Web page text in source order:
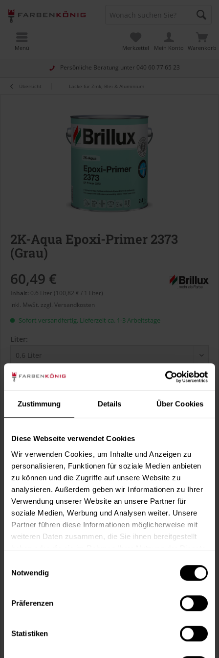
Zustimmung Details Über Cookies
Diese Webseite verwendet Cookies
Wir verwenden Cookies, um Inhalte und Anzeigen zu
personalisieren, Funktionen für soziale Medien anbieten
zu können und die Zugriffe auf unsere Website zu
analysieren. Außerdem geben wir Informationen zu Ihrer
Verwendung unserer Website an unsere Partner für
soziale Medien, Werbung und Analysen weiter. Unsere
Partner führen diese Informationen möglicherweise mit
weiteren Daten zusammen, die Sie ihnen bereitgestellt
Notwendig
Präferenzen
Statistiken
Persönliche Beratung unter 040 60 77 65 23
Warenkorb
Merkzettel Mein Konto
Menü
Übersicht Lacke für Zink, Blei & Aluminium
2K-Aqua Epoxi-Primer 2373
(Grau)
60,49 €
Inhalt: 0.6 Liter (100,82 € / 1 Liter)
inkl. MwSt. zzgl. Versandkosten
Sofort versandfertig, Lieferzeit ca. 1-3 Arbeitstage
Liter:
Verbrauch berechnen
In denWarenkorb
Merken Fragen zum Artikel?
Artikel-Nr.: BX2373GRAU
Kostenloser Versand ab 60 EUR